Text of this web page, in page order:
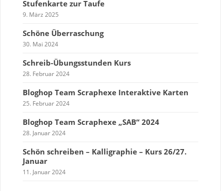
Stufenkarte zur Taufe
9. März 2025
Schöne Überraschung
30. Mai 2024
Schreib-Übungsstunden Kurs
28. Februar 2024
Bloghop Team Scraphexe Interaktive Karten
25. Februar 2024
Bloghop Team Scraphexe „SAB“ 2024
28. Januar 2024
Schön schreiben – Kalligraphie – Kurs 26/27.
Januar
11. Januar 2024